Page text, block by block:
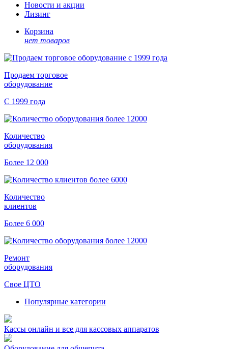
Новости и акции
Лизинг
Корзина
нет товаров
Продаем торговое
оборудование
С 1999 года
Количество
оборудования
Более 12 000
Количество
клиентов
Более 6 000
Ремонт
оборудования
Свое ЦТО
Популярные категории
Кассы онлайн и все для кассовых аппаратов